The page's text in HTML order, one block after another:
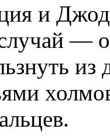
и
—